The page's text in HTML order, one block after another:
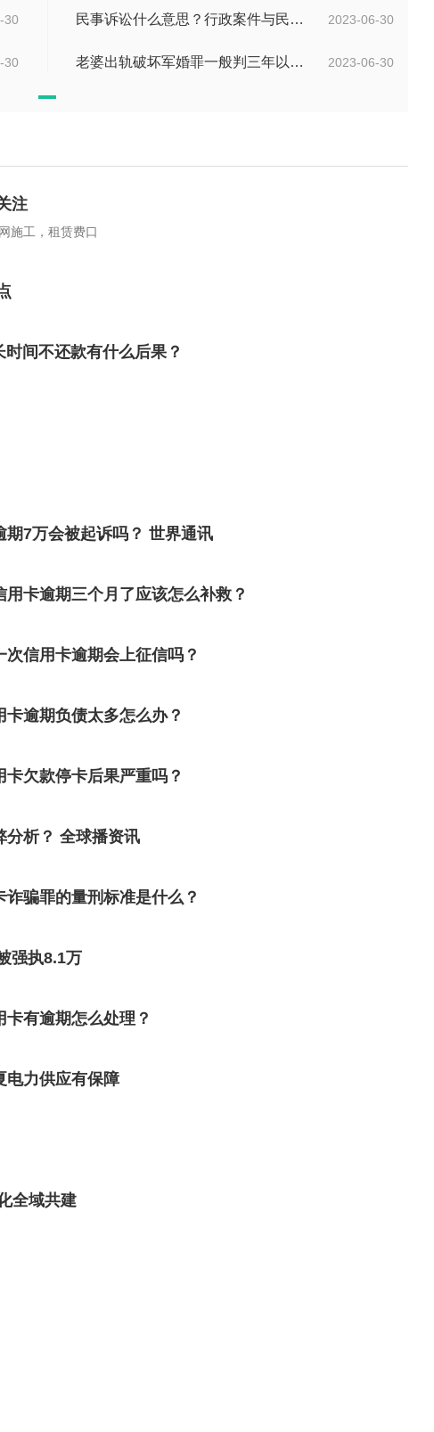
30 2023-06-30
民事诉讼什么意思？行政案件与民事案件区别在哪？_世界通讯
30 2023-06-30
老婆出轨破坏军婚罪一般判三年以下有期徒刑吗？
注
施工，租赁费口
间不还款有什么后果？
7万会被起诉吗？ 世界通讯
卡逾期三个月了应该怎么补救？
信用卡逾期会上征信吗？
卡逾期负债太多怎么办？
欠款停卡后果严重吗？
分析？ 全球播资讯
骗罪的量刑标准是什么？
强执8.1万
有逾期怎么处理？
力供应有保障
全域共建